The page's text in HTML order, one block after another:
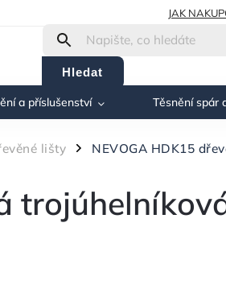
JAK
Hledat
a příslušenství Těsnění spár
lišty / NEVOGA HDK15